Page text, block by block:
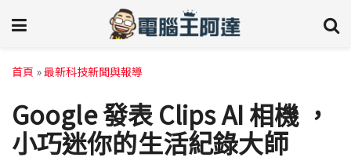
首頁 »最新科技新聞與報導
Google 發表 Clips AI 相機 ，
小巧迷你的生活紀錄大師